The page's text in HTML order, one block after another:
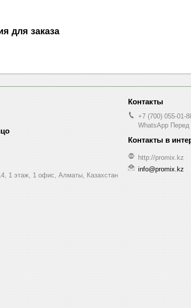
для заказа
1 этаж, 1 офис, Алматы, Казахстан
+7 (700) 055-01-
WhatsApp
http://promix.kz
info@promix.kz